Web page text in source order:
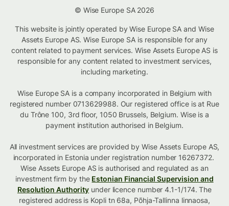
© Wise Europe SA 2026
This website is jointly operated by Wise Europe SA and Wise
Assets Europe AS. Wise Europe SA is responsible for any
content related to payment services. Wise Assets Europe AS is
responsible for any content related to investment services,
including marketing.
Wise Europe SA is a company incorporated in Belgium with
registered number 0713629988. Our registered office is at Rue
du Trône 100, 3rd floor, 1050 Brussels, Belgium. Wise is a
payment institution authorised in Belgium.
All investment services are provided by Wise Assets Europe AS,
incorporated in Estonia under registration number 16267372.
Wise Assets Europe AS is authorised and regulated as an
investment firm by the Estonian Financial Supervision and
Resolution Authority under licence number 4.1-1/174. The
registered address is Kopli tn 68a, Põhja-Tallinna linnaosa,